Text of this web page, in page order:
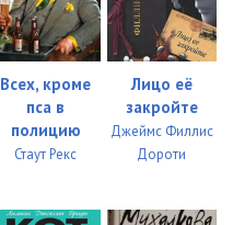
Всех, кроме
пса в
полицию
Стаут Рекс
Лицо её
закройте
Джеймс Филлис
Дороти